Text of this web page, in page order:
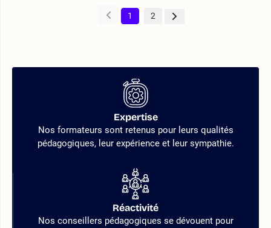
1 2
Expertise
Nos formateurs sont retenus pour leurs qualités
pédagogiques, leur expérience et leur sympathie.
Réactivité
Nos conseillers pédagogiques se dévouent pour